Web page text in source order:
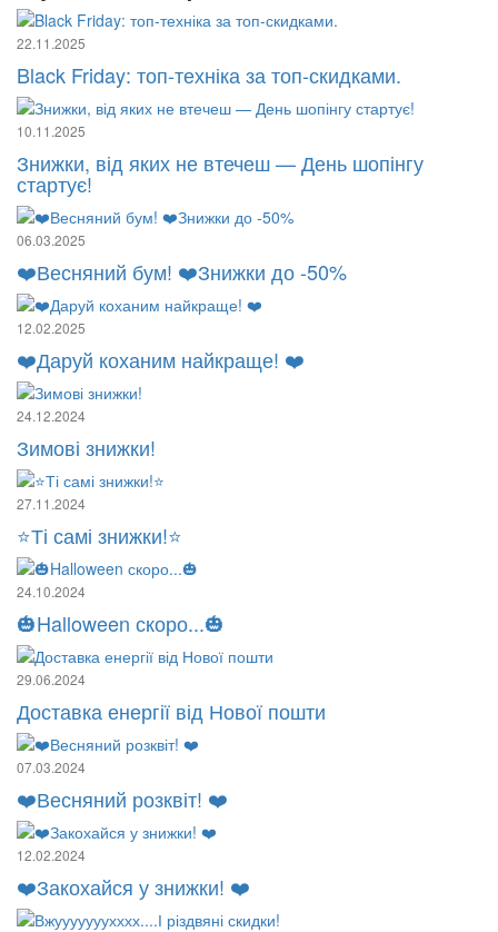
22.11.2025
Black Friday: топ-техніка за топ-скидками.
10.11.2025
Знижки, від яких не втечеш — День шопінгу
стартує!
06.03.2025
❤️Весняний бум! ❤️Знижки до -50%
12.02.2025
❤️Даруй коханим найкраще! ❤️
24.12.2024
Зимові знижки!
27.11.2024
⭐Ті самі знижки!⭐
24.10.2024
🎃Halloween скоро...🎃
29.06.2024
Доставка енергії від Нової пошти
07.03.2024
❤️Весняний розквіт! ❤️
12.02.2024
❤️Закохайся у знижки! ❤️